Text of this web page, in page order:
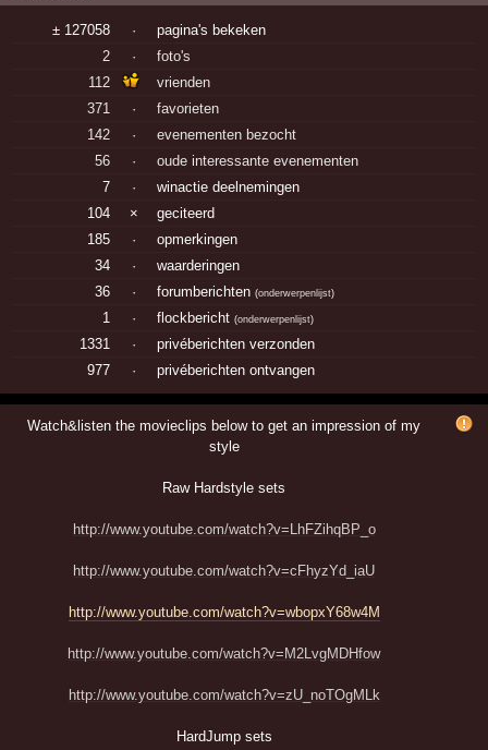
± 127058 ·
pagina's bekeken
2
·
foto's
112
vrienden
371
·
favorieten
142
·
evenementen bezocht
56
·
oude interessante evenementen
7
·
winactie deelnemingen
104
×
geciteerd
185
·
opmerkingen
34
·
waarderingen
36
· forumberichten(onderwerpenlijst)
1 · flockbericht(onderwerpenlijst)
1331 ·
privéberichten verzonden
977
· privéberichten ontvangen
Watch&listen the movieclips below to get an impression of my
style
Raw Hardstyle sets
http://www.youtube.com/watch?v=LhFZihqBP_o
http://www.youtube.com/watch?v=cFhyzYd_iaU
http://www.youtube.com/watch?v=wbopxY68w4M
http://www.youtube.com/watch?v=M2LvgMDHfow
http://www.youtube.com/watch?v=zU_noTOgMLk
HardJump sets